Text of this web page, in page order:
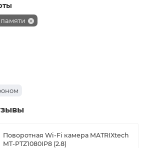
Поворотная Wi-Fi камера MATRIXtech
MT-PTZ1080IP8 (2.8)